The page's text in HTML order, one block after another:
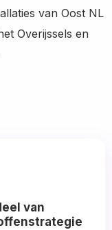
van Oost NL
Overijssels en
van